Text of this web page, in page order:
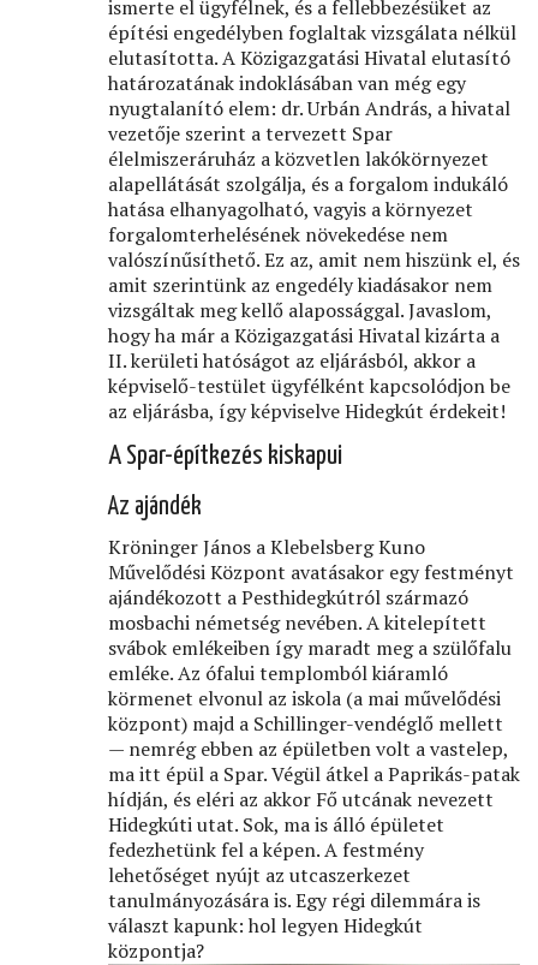
ismerte el ügyfélnek, és a fellebbezésüket az
építési engedélyben foglaltak vizsgálata nélkül
elutasította. A Közigazgatási Hivatal elutasító
határozatának indoklásában van még egy
nyugtalanító elem: dr. Urbán András, a hivatal
vezetője szerint a tervezett Spar
élelmiszeráruház a közvetlen lakókörnyezet
alapellátását szolgálja, és a forgalom indukáló
hatása elhanyagolható, vagyis a környezet
forgalomterhelésének növekedése nem
valószínűsíthető. Ez az, amit nem hiszünk el, és
amit szerintünk az engedély kiadásakor nem
vizsgáltak meg kellő alapossággal. Javaslom,
hogy ha már a Közigazgatási Hivatal kizárta a
II. kerületi hatóságot az eljárásból, akkor a
képviselő-testület ügyfélként kapcsolódjon be
az eljárásba, így képviselve Hidegkút érdekeit!
A Spar-építkezés kiskapui
Az ajándék
Kröninger János a Klebelsberg Kuno
Művelődési Központ avatásakor egy festményt
ajándékozott a Pesthidegkútról származó
mosbachi németség nevében. A kitelepített
svábok emlékeiben így maradt meg a szülőfalu
emléke. Az ófalui templomból kiáramló
körmenet elvonul az iskola (a mai művelődési
központ) majd a Schillinger-vendéglő mellett
— nemrég ebben az épületben volt a vastelep,
ma itt épül a Spar. Végül átkel a Paprikás-patak
hídján, és eléri az akkor Fő utcának nevezett
Hidegkúti utat. Sok, ma is álló épületet
fedezhetünk fel a képen. A festmény
lehetőséget nyújt az utcaszerkezet
tanulmányozására is. Egy régi dilemmára is
választ kapunk: hol legyen Hidegkút
központja?